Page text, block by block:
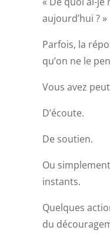
aujourd’hui ? »
Parfois, la
qu’on ne le
Vous avez
D’écoute.
De soutien.
Ou
instants.
Quelques
du